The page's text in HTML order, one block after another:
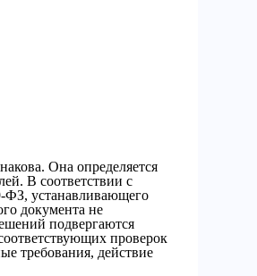
Она определяется
В соответствии с
ФЗ, устанавливающего
документа не
подвергаются
проверок
требования, действие